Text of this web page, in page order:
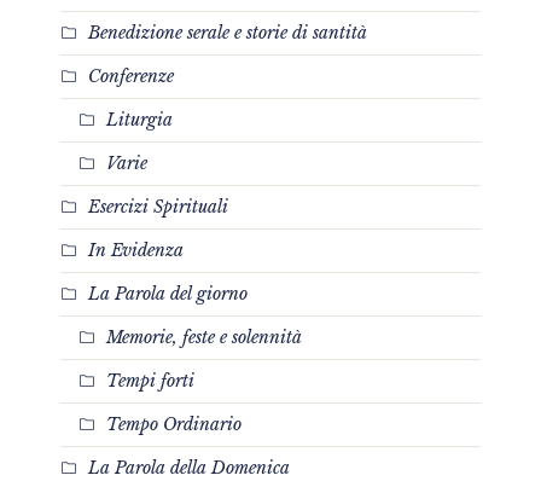
Benedizione serale e storie di santità
Conferenze
Liturgia
Varie
Esercizi Spirituali
In Evidenza
La Parola del giorno
Memorie, feste e solennità
Tempi forti
Tempo Ordinario
La Parola della Domenica